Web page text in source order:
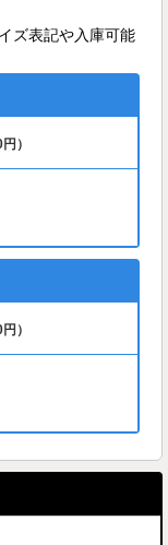
ズ表記や入庫可能
）
）